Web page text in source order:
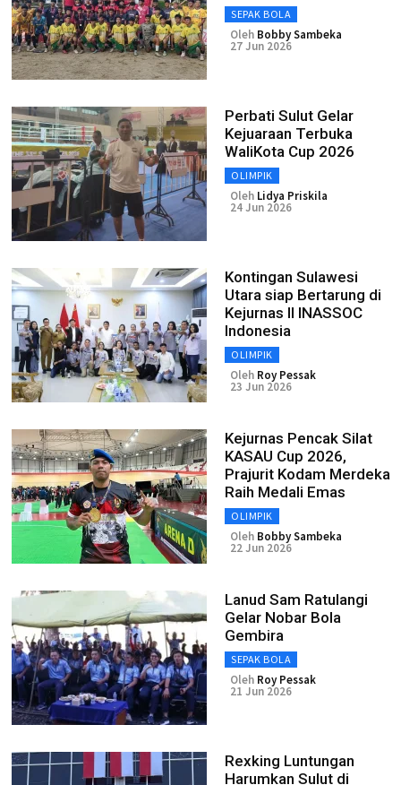
SEPAK BOLA
Oleh Bobby Sambeka
27 Jun 2026
Perbati Sulut Gelar
Kejuaraan Terbuka
WaliKota Cup 2026
OLIMPIK
Oleh Lidya Priskila
24 Jun 2026
Kontingan Sulawesi
Utara siap Bertarung di
Kejurnas II INASSOC
Indonesia
OLIMPIK
Oleh Roy Pessak
23 Jun 2026
Kejurnas Pencak Silat
KASAU Cup 2026,
Prajurit Kodam Merdeka
Raih Medali Emas
OLIMPIK
Oleh Bobby Sambeka
22 Jun 2026
Lanud Sam Ratulangi
Gelar Nobar Bola
Gembira
SEPAK BOLA
Oleh Roy Pessak
21 Jun 2026
Rexking Luntungan
Harumkan Sulut di